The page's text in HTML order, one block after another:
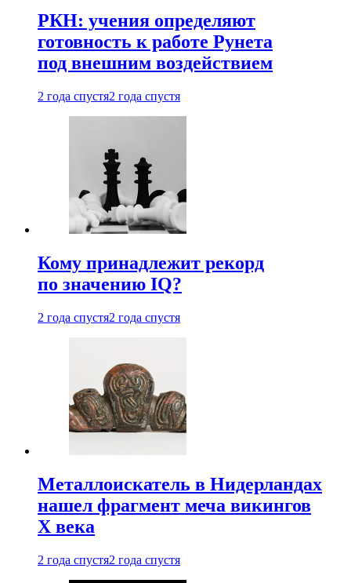
РКН: учения определяют
готовность к работе Рунета
под внешним воздействием
2 года спустя2 года спустя
Кому принадлежит рекорд
по значению IQ?
2 года спустя2 года спустя
Металлоискатель в Нидерландах
нашел фрагмент меча викингов
X века
2 года спустя2 года спустя